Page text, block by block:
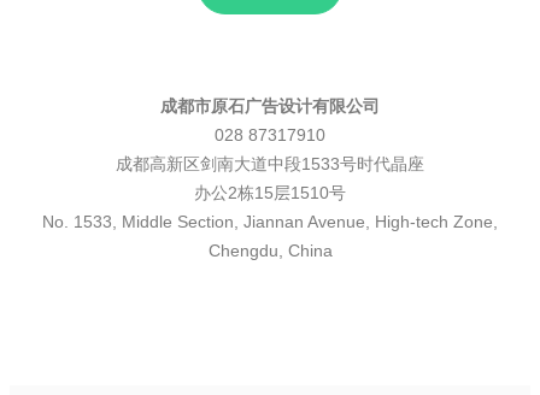
成都市原石广告设计有限公司
028 87317910
成都高新区剑南大道中段1533号时代晶座
办公2栋15层1510号
No. 1533, Middle Section, Jiannan Avenue, High-tech Zone,
Chengdu, China